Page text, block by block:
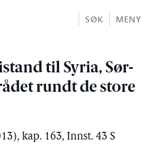
SØK MENY
til Syria, Sør-
rundt de store
kap. 163, Innst. 43 S